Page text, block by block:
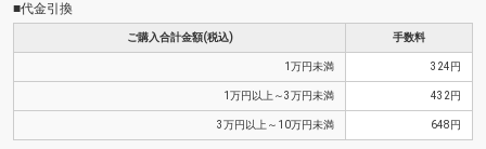
■代金引換
ご購入合計金額(税込) 手数料
1万円未満 324円
1万円以上～3万円未満 432円
3万円以上～10万円未満 648円